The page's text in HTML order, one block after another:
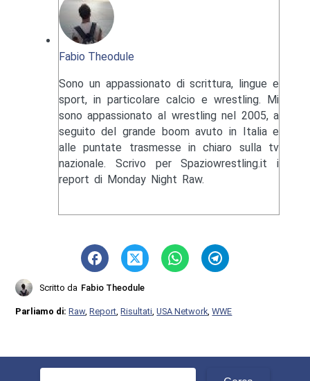
Fabio Theodule
Sono un appassionato di scrittura, lingue e
sport, in particolare calcio e wrestling. Mi
sono appassionato al wrestling nel 2005, a
seguito del grande boom avuto in Italia e
alle puntate trasmesse in chiaro sulla tv
nazionale. Scrivo per Spaziowrestling.it i
report di Monday Night Raw.
Scritto da Fabio Theodule
Parliamo di:Raw,Report ,Risultati ,USA Network ,WWE